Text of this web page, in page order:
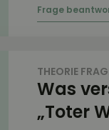
THEORIE
Was
„Toter